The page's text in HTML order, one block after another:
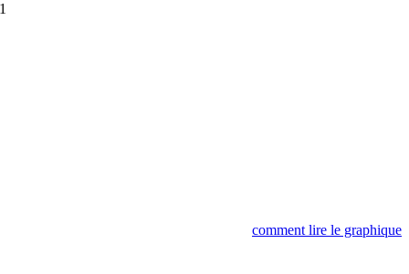
1
comment lire le graphique